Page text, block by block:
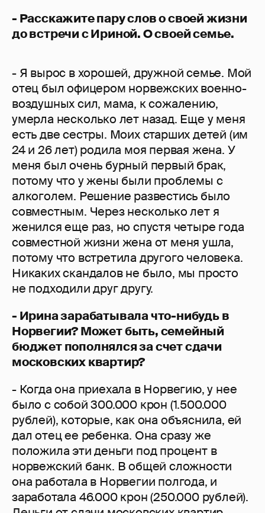
- Расскажите пару слов о своей жизни
до встречи с Ириной. О своей семье.
- Я вырос в хорошей, дружной семье. Мой
отец был офицером норвежских военно-
воздушных сил, мама, к сожалению,
умерла несколько лет назад. Еще у меня
есть две сестры. Моих старших детей (им
24 и 26 лет) родила моя первая жена. У
меня был очень бурный первый брак,
потому что у жены были проблемы с
алкоголем. Решение развестись было
совместным. Через несколько лет я
женился еще раз, но спустя четыре года
совместной жизни жена от меня ушла,
потому что встретила другого человека.
Никаких скандалов не было, мы просто
не подходили друг другу.
- Ирина зарабатывала что-нибудь в
Норвегии? Может быть, семейный
бюджет пополнялся за счет сдачи
московских квартир?
- Когда она приехала в Норвегию, у нее
было с собой 300.000 крон (1.500.000
рублей), которые, как она объяснила, ей
дал отец ее ребенка. Она сразу же
положила эти деньги под процент в
норвежский банк. В общей сложности
она работала в Норвегии полгода, и
заработала 46.000 крон (250.000 рублей).